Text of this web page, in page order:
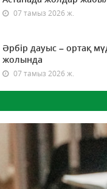
07 тамыз 2026 ж.
Әрбір дауыс – ортақ
жолында
07 тамыз 2026 ж.